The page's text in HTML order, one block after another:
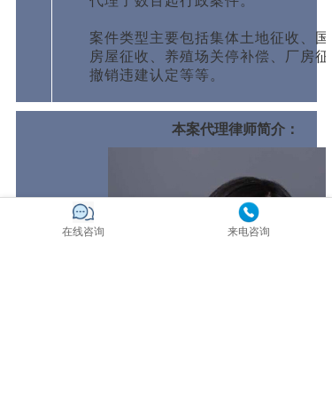
案件类型主要包括集体土地征收、国
房屋征收、养殖场关停补偿、厂房征
撤销违建认定等等。
本案代理律师简介：
在线咨询 来电咨询